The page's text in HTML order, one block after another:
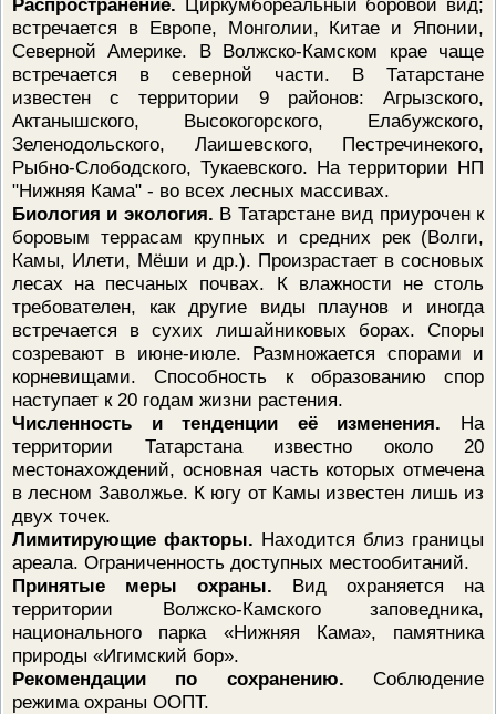
встречается в Европе, Монголии, Китае и Японии,
Северной Америке. В Волжско-Камском крае чаще
встречается в северной части. В Татарстане
известен с территории 9 районов: Агрызского,
Актанышского, Высокогорского, Елабужского,
Зеленодольского, Лаишевского, Пестречинекого,
Рыбно-Слободского, Тукаевского. На территории НП
"Нижняя Кама" - во всех лесных массивах.
Биология и экология. В Татарстане вид приурочен к
боровым террасам крупных и средних рек (Волги,
Камы, Илети, Мёши и др.). Произрастает в сосновых
лесах на песчаных почвах. К влажности не столь
требователен, как другие виды плаунов и иногда
встречается в сухих лишайниковых борах. Споры
созревают в июне-июле. Размножается спорами и
корневищами. Способность к образованию спор
наступает к 20 годам жизни растения.
Численность и тенденции её изменения. На
территории Татарстана известно около 20
местонахождений, основная часть которых отмечена
в лесном Заволжье. К югу от Камы известен лишь из
двух точек.
Лимитирующие факторы. Находится близ границы
ареала. Ограниченность доступных местообитаний.
Принятые меры охраны. Вид охраняется на
территории Волжско-Камского заповедника,
национального парка «Нижняя Кама», памятника
природы «Игимский бор».
Рекомендации по сохранению. Соблюдение
режима охраны ООПТ.